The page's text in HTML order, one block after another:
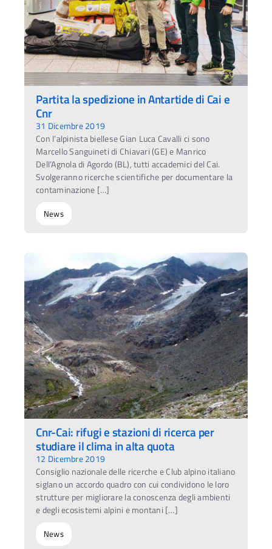
Partita la spedizione in Antartide di Cai e
Cnr
31 Dicembre 2019
Con l’alpinista biellese Gian Luca Cavalli ci sono
Marcello Sanguineti di Chiavari (GE) e Manrico
Dell’Agnola di Agordo (BL), tutti accademici del Cai.
Svolgeranno ricerche scientifiche per documentare la
contaminazione […]
News
Cnr-Cai: rifugi e stazioni di ricerca per
studiare il clima in alta quota
12 Dicembre 2019
Consiglio nazionale delle ricerche e Club alpino italiano
siglano un accordo quadro con cui condividono le loro
strutture per migliorare la conoscenza degli ambienti
e degli ecosistemi alpini e montani […]
News